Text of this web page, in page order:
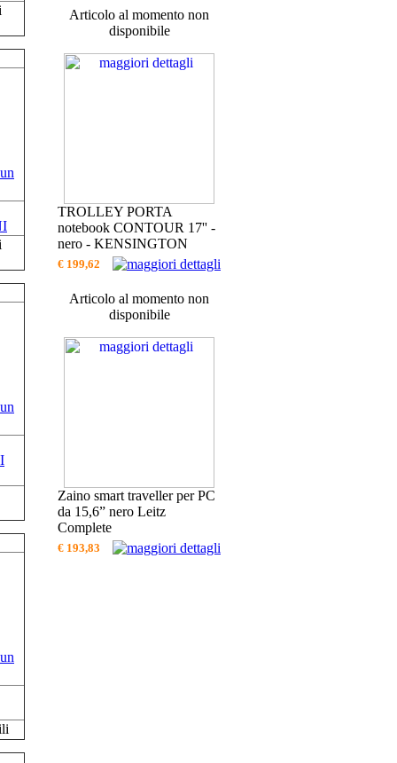
Articolo al momento non
disponibile
TROLLEY PORTA
notebook CONTOUR 17'' -
nero - KENSINGTON
€ 199,62
Articolo al momento non
disponibile
Zaino smart traveller per PC
da 15,6” nero Leitz
Complete
€ 193,83